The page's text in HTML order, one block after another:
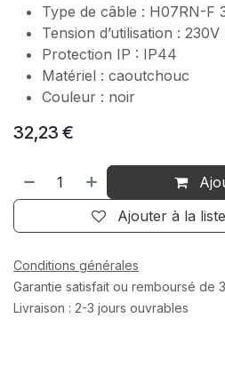
Type de câble : H07RN-F
Tension d’utilisation : 230V
Protection IP : IP44
Matériel : caoutchouc
Couleur : noir
32,23 €
Ajouter à la
Conditions générales
Garantie satisfait ou remboursé de
Livraison : 2-3 jours ouvrables